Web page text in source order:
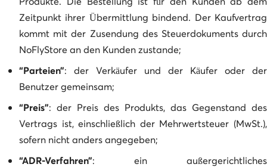
Zeitpunkt ihrer Übermittlung bindend. Der Kaufvertrag
kommt mit der Zusendung des Steuerdokuments durch
NoFlyStore an den Kunden zustande;
“Parteien”: der Verkäufer und der Käufer oder der
Benutzer gemeinsam;
“Preis”: der Preis des Produkts, das Gegenstand des
Vertrags ist, einschließlich der Mehrwertsteuer (MwSt.),
sofern nicht anders angegeben;
“ADR-Verfahren”: ein außergerichtliches